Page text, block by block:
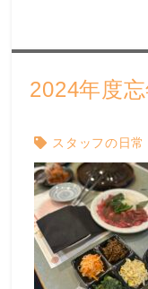
2024年度
スタッフの日常